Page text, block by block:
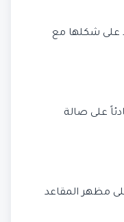
على شكلها مع
على صالة
مظهر المقاعد